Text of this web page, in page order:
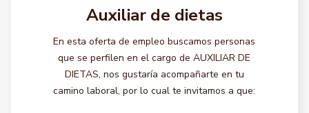
Auxiliar de dietas
En esta oferta de empleo buscamos personas
que se perfilen en el cargo de AUXILIAR DE
DIETAS, nos gustaría acompañarte en tu
camino laboral, por lo cual te invitamos a que: